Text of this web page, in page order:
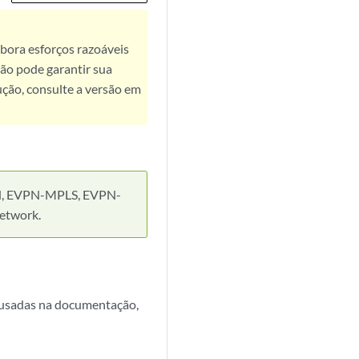
esforços razoáveis
pode garantir sua
consulte a versão em
EVPN-MPLS, EVPN-
na documentação,